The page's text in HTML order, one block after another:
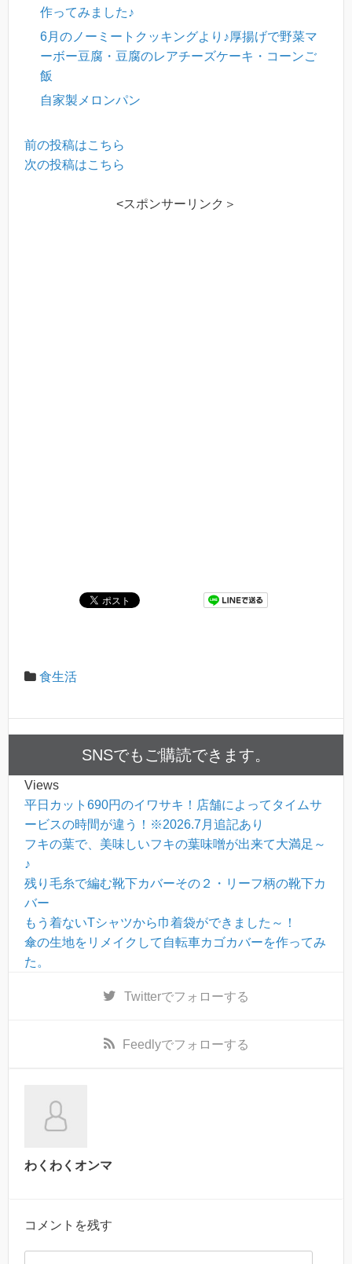
作ってみました♪
6月のノーミートクッキングより♪厚揚げで野菜マ
ーボー豆腐・豆腐のレアチーズケーキ・コーンご
飯
自家製メロンパン
前の投稿はこちら
次の投稿はこちら
<スポンサーリンク＞
食生活
SNSでもご購読できます。
Views
平日カット690円のイワサキ！店舗によってタイムサ
ービスの時間が違う！※2026.7月追記あり
フキの葉で、美味しいフキの葉味噌が出来て大満足～
♪
残り毛糸で編む靴下カバーその２・リーフ柄の靴下カ
バー
もう着ないTシャツから巾着袋ができました～！
傘の生地をリメイクして自転車カゴカバーを作ってみ
た。
Twitterでフォローする
Feedlyでフォローする
わくわくオンマ
コメントを残す